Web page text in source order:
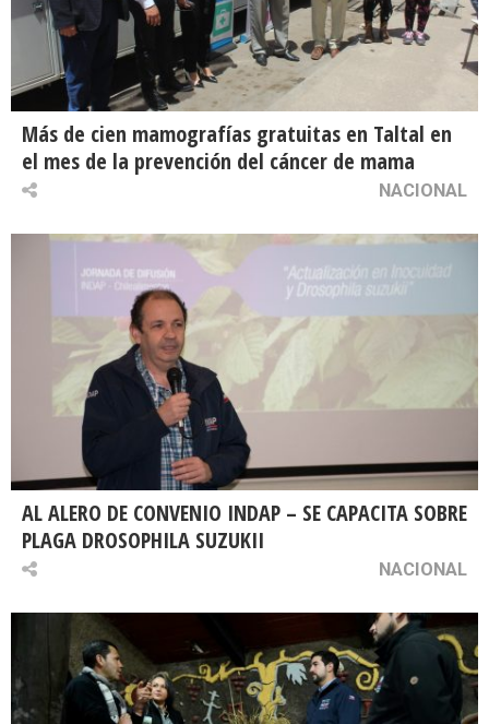
Más de cien mamografías gratuitas en Taltal en
el mes de la prevención del cáncer de mama
NACIONAL
AL ALERO DE CONVENIO INDAP – SE CAPACITA SOBRE
PLAGA DROSOPHILA SUZUKII
NACIONAL